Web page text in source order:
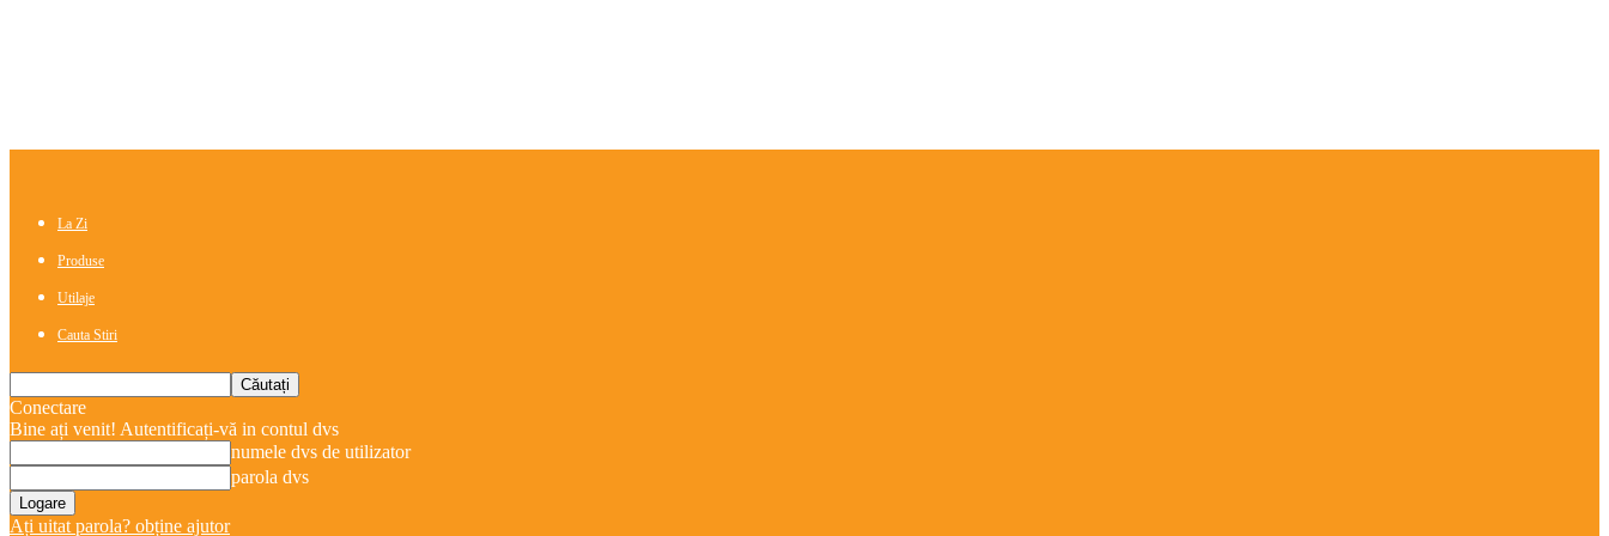
La Zi
Produse
Utilaje
Cauta Stiri
Conectare
Bine ați venit! Autentificați-vă in contul dvs
numele dvs de utilizator
parola dvs
Ați uitat parola? obține ajutor